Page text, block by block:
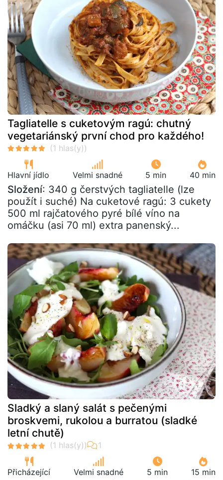
Tagliatelle s cuketovým ragú: chutný
vegetariánský první chod pro každého!
Hlavní jídlo Velmi snadné 5 min 40 min
Složení: 340 g čerstvých tagliatelle (lze
použít i suché) Na cuketové ragú: 3 cukety
500 ml rajčatového pyré bílé víno na
omáčku (asi 70 ml) extra panenský...
Sladký a slaný salát s pečenými
broskvemi, rukolou a burratou (sladké
letní chutě)
Přicházející Velmi snadné 5 min 15 min